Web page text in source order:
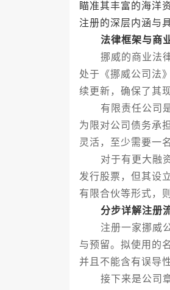
瞄准其丰富的海洋
注册的深层内涵与
法律框架与商
挪威的商业法律
处于《挪威公司法
续更新，确保了其
有限责任公司是
为限对公司债务承
灵活，至少需要一
对于有更大融资
发行股票，但其设
有限合伙等形式，
分步详解注册
注册一家挪威公
与预留。拟使用的
并且不能含有误导
接下来是公司章